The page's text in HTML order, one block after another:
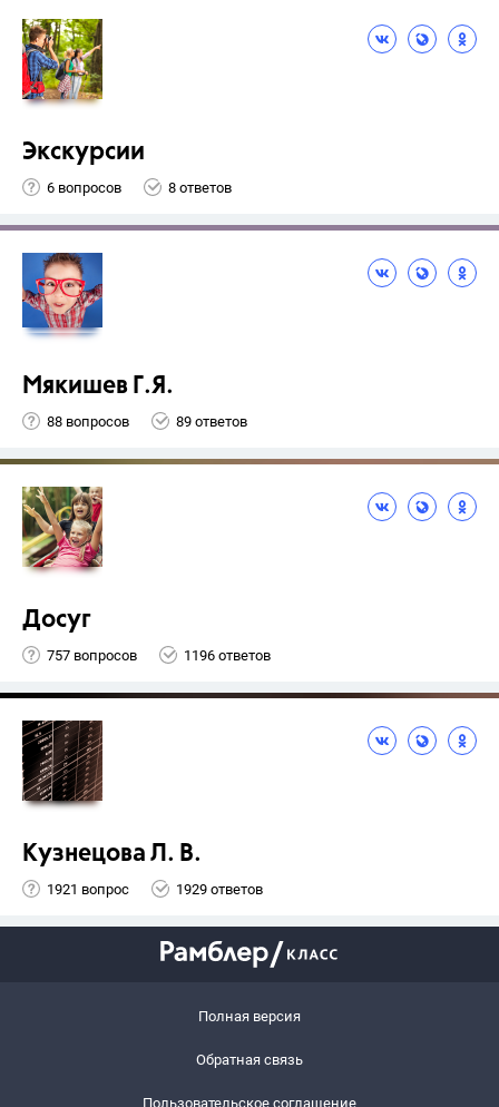
Экскурсии
6 вопросов 8 ответов
Мякишев Г.Я.
88 вопросов 89 ответов
Досуг
757 вопросов 1196 ответов
Кузнецова Л. В.
1921 вопрос 1929 ответов
Полная версия
Обратная связь
Пользовательское соглашение